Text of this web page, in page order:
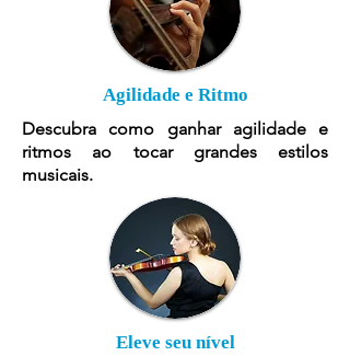
Agilidade e Ritmo
Descubra como ganhar agilidade e
ritmos ao tocar grandes estilos
musicais.
Eleve seu nível